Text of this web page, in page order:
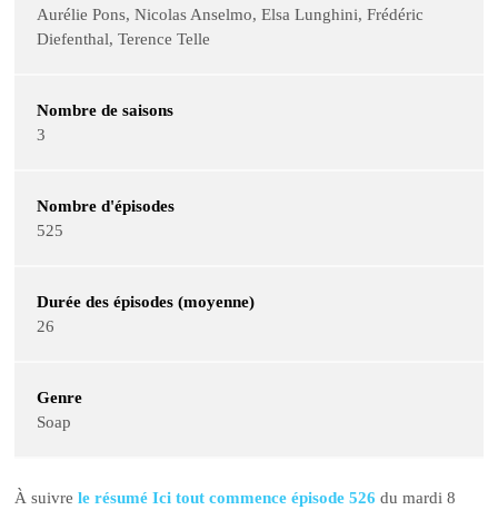
Aurélie Pons, Nicolas Anselmo, Elsa Lunghini, Frédéric
Diefenthal, Terence Telle
Nombre de saisons
3
Nombre d'épisodes
525
Durée des épisodes (moyenne)
26
Genre
Soap
À suivrele résumé Ici tout commence épisode 526 du mardi 8